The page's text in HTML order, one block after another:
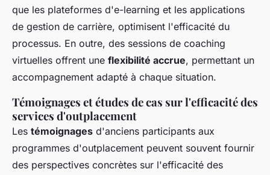
que les plateformes d'e-learning et les applications
de gestion de carrière, optimisent l'efficacité du
processus. En outre, des sessions de coaching
virtuelles offrent une flexibilité accrue, permettant un
accompagnement adapté à chaque situation.
Témoignages et études de cas sur l'efficacité des
services d'outplacement
Les témoignages d'anciens participants aux
programmes d'outplacement peuvent souvent fournir
des perspectives concrètes sur l'efficacité des